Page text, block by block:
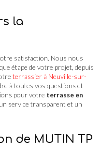
la
satisfaction. Nous nous
étape de votre projet, depuis
terrassier à Neuville-sur-
à toutes vos questions et
pour votre terrasse en
service transparent et un
de MUTIN TP